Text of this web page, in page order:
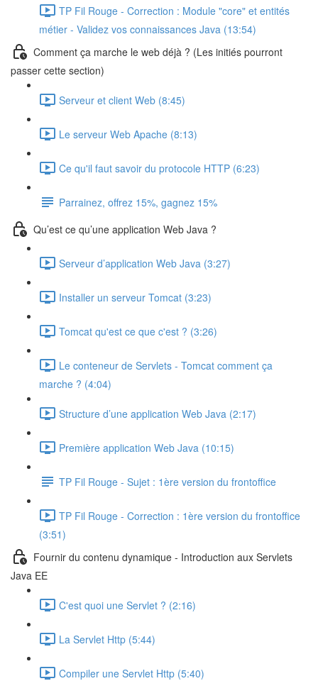
TP Fil Rouge - Correction : Module "core" et entités
métier - Validez vos connaissances Java (13:54)
Comment ça marche le web déjà ? (Les initiés pourront
passer cette section)
Serveur et client Web (8:45)
Le serveur Web Apache (8:13)
Ce qu'il faut savoir du protocole HTTP (6:23)
Parrainez, offrez 15%, gagnez 15%
Qu’est ce qu’une application Web Java ?
Serveur d’application Web Java (3:27)
Installer un serveur Tomcat (3:23)
Tomcat qu'est ce que c'est ? (3:26)
Le conteneur de Servlets - Tomcat comment ça
marche ? (4:04)
Structure d’une application Web Java (2:17)
Première application Web Java (10:15)
TP Fil Rouge - Sujet : 1ère version du frontoffice
TP Fil Rouge - Correction : 1ère version du frontoffice
(3:51)
Fournir du contenu dynamique - Introduction aux Servlets
Java EE
C'est quoi une Servlet ? (2:16)
La Servlet Http (5:44)
Compiler une Servlet Http (5:40)